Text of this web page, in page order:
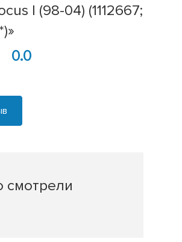
I (98-04) (1112667;
0.0
смотрели